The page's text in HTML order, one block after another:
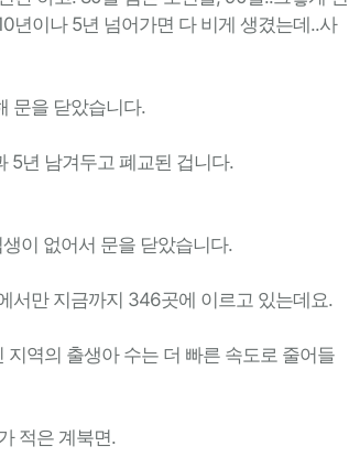
년이나 5년 넘어가면 다 비게 생겼는데..사
문을 닫았습니다.
5년 남겨두고 폐교된 겁니다.
이 없어서 문을 닫았습니다.
서만 지금까지 346곳에 이르고 있는데요.
역의 출생아 수는 더 빠른 속도로 줄어들
적은 계북면.